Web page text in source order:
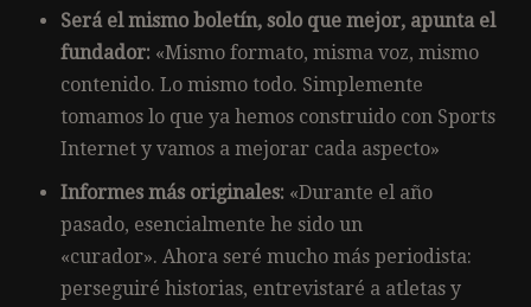
Será el mismo boletín, solo que mejor, apunta el
fundador: «Mismo formato, misma voz, mismo
contenido. Lo mismo todo. Simplemente
tomamos lo que ya hemos construido con Sports
Internet y vamos a mejorar cada aspecto»
Informes más originales: «Durante el año
pasado, esencialmente he sido un
«curador». Ahora seré mucho más periodista:
perseguiré historias, entrevistaré a atletas y